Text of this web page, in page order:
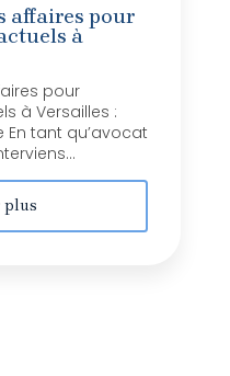
affaires pour
à
pour
à Versailles :
En tant qu’avocat
plus